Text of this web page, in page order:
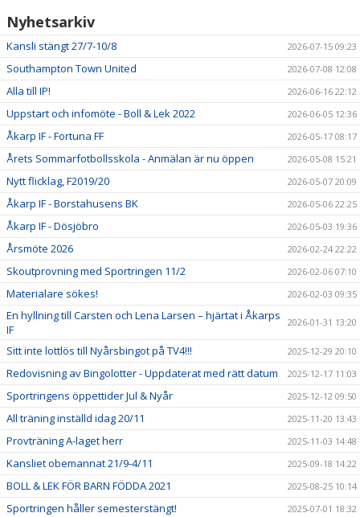
Nyhetsarkiv
Kansli stängt 27/7-10/8 2026-07-15 09:23
Southampton Town United 2026-07-08 12:08
Alla till IP! 2026-06-16 22:12
Uppstart och infomöte - Boll & Lek 2022 2026-06-05 12:36
Åkarp IF - Fortuna FF 2026-05-17 08:17
Årets Sommarfotbollsskola - Anmälan är nu öppen 2026-05-08 15:21
Nytt flicklag, F2019/20 2026-05-07 20:09
Åkarp IF - Borstahusens BK 2026-05-06 22:25
Åkarp IF - Dösjöbro 2026-05-03 19:36
Årsmöte 2026 2026-02-24 22:22
Skoutprovning med Sportringen 11/2 2026-02-06 07:10
Materialare sökes! 2026-02-03 09:35
En hyllning till Carsten och Lena Larsen – hjärtat i Åkarps
IF
2026-01-31 13:20
Sitt inte lottlös till Nyårsbingot på TV4!!! 2025-12-29 20:10
Redovisning av Bingolotter - Uppdaterat med rätt datum 2025-12-17 11:03
Sportringens öppettider Jul & Nyår 2025-12-12 09:50
All träning inställd idag 20/11 2025-11-20 13:43
Provträning A-laget herr 2025-11-03 14:48
Kansliet obemannat 21/9-4/11 2025-09-18 14:22
BOLL & LEK FÖR BARN FÖDDA 2021 2025-08-25 10:14
Sportringen håller semesterstängt! 2025-07-01 18:32